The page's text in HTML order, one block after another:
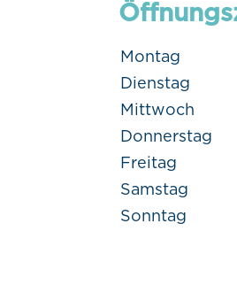
Montag
Dienstag
Mittwoch
Donnerstag
Freitag
Samstag
Sonntag